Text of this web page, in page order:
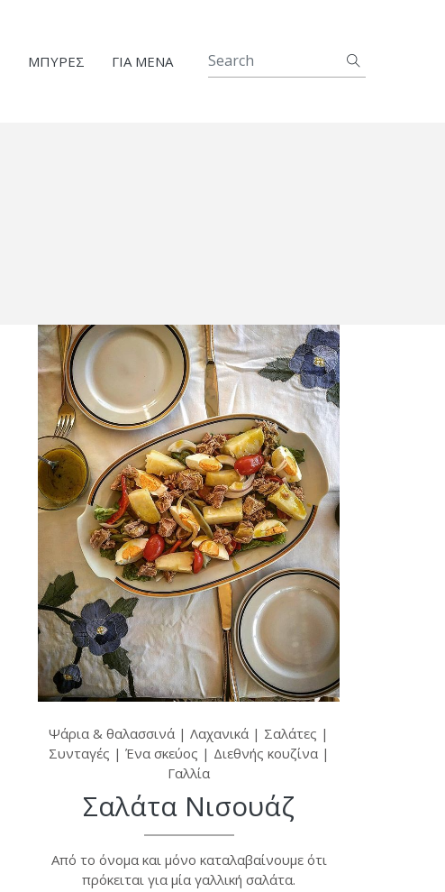
ΜΠΥΡΕΣ ΓΙΑ ΜΕΝΑ
Ψάρια & θαλασσινά |Λαχανικά | Σαλάτες |
Συνταγές | Ένα σκεύος | Διεθνής κουζίνα|
Γαλλία
Σαλάτα Νισουάζ
Από το όνομα και μόνο καταλαβαίνουμε ότι
πρόκειται για μία γαλλική σαλάτα.